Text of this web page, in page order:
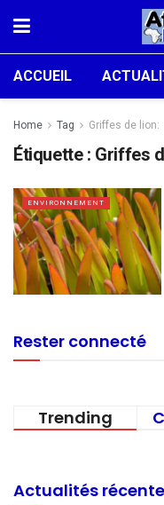
ACCUEIL
Home Tag Griffes de lion:
Étiquette : Griffes
ENVIRONNEMENT
Rester connecté
Trending
Actualités